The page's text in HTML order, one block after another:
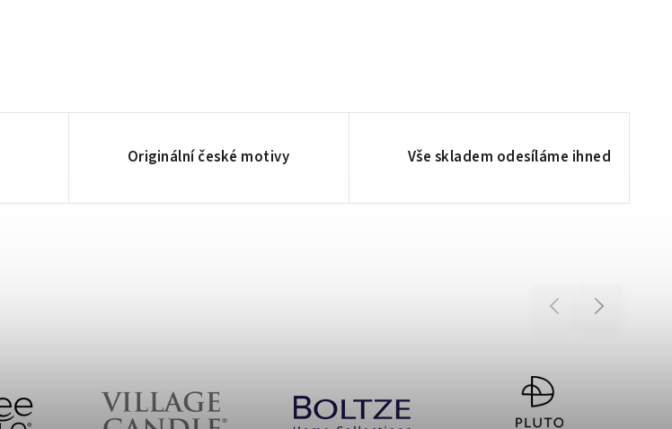
Originální české motivy Vše skladem odesíláme ihned
Previous Next